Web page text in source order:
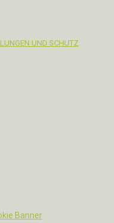
UND SCHUTZ
Banner